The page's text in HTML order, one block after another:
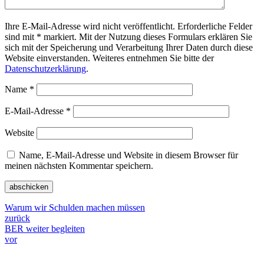
Ihre E-Mail-Adresse wird nicht veröffentlicht. Erforderliche Felder
sind mit * markiert. Mit der Nutzung dieses Formulars erklären Sie
sich mit der Speicherung und Verarbeitung Ihrer Daten durch diese
Website einverstanden. Weiteres entnehmen Sie bitte der
Datenschutzerklärung.
Name *
E-Mail-Adresse *
Website
Name, E-Mail-Adresse und Website in diesem Browser für
meinen nächsten Kommentar speichern.
Warum wir Schulden machen müssen
zurück
BER weiter begleiten
vor